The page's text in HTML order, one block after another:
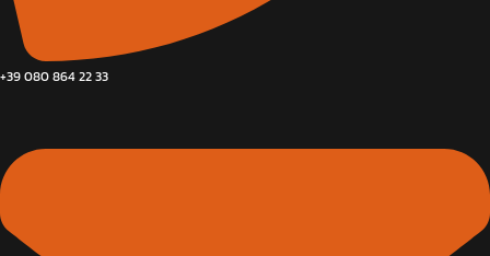
+39 080 864 22 33